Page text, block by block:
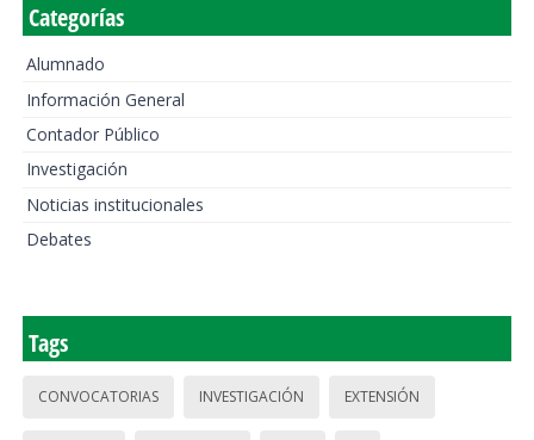
Categorías
Alumnado
Información General
Contador Público
Investigación
Noticias institucionales
Debates
Tags
CONVOCATORIAS INVESTIGACIÓN EXTENSIÓN